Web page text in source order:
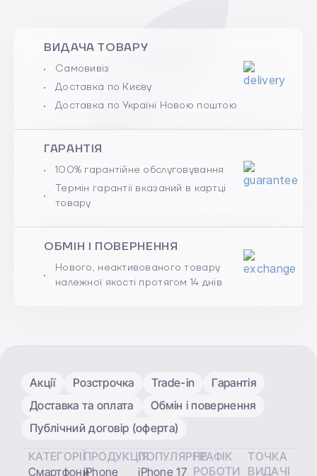
ВИДАЧА ТОВАРУ
Самовивіз
Доставка по Києву
Доставка по Україні Новою поштою
ГАРАНТІЯ
100% гарантійне обслуговування
Термін гарантії вказаний в картці
товару
ОБМІН І ПОВЕРНЕННЯ
Нового, неактивованого товару
належної якості протягом 14 днів
Акції Розстрочка Trade-in
Гарантія
Доставка та оплата
Обмін і повернення
Публічний договір (оферта)
КАТЕГОРІЇ
Смартфони
ПРОДУКЦІЯ
iPhone
ПОПУЛЯРНЕ
iPhone 17
ГРАФІК
РОБОТИ
ТОЧКА
ВИДАЧІ